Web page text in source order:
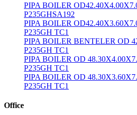
PIPA BOILER
P235GHSA192
PIPA BOILER
P235GH TC1
PIPA BOILER BENTELER OD
P235GH TC1
PIPA BOILER OD
P235GH TC1
PIPA BOILER OD
P235GH TC1
Office